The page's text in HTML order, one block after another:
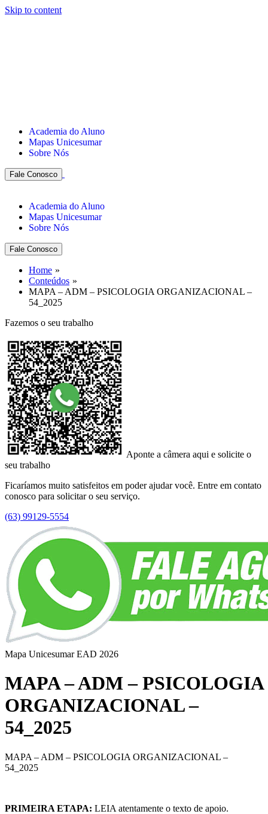
Skip to content
Academia do Aluno
Mapas Unicesumar
Sobre Nós
Fale Conosco
Academia do Aluno
Mapas Unicesumar
Sobre Nós
Fale Conosco
Home
Conteúdos
MAPA – ADM – PSICOLOGIA ORGANIZACIONAL –
54_2025
Fazemos o seu trabalho
Aponte a câmera aqui e solicite o
seu trabalho
Ficaríamos muito satisfeitos em poder ajudar você. Entre em contato
conosco para solicitar o seu serviço.
(63) 99129-5554
Mapa Unicesumar EAD 2026
MAPA – ADM – PSICOLOGIA
ORGANIZACIONAL –
54_2025
MAPA – ADM – PSICOLOGIA ORGANIZACIONAL –
54_2025
PRIMEIRA ETAPA: LEIA atentamente o texto de apoio.